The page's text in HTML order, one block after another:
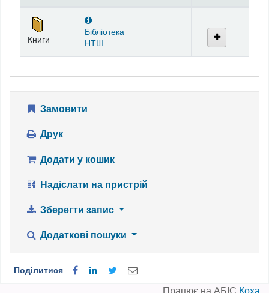
Фонди
Книги
Бібліотека
НТШ
Замовити
Друк
Додати у кошик
Надіслати на пристрій
Зберегти запис
Додаткові пошуки
Поділитися